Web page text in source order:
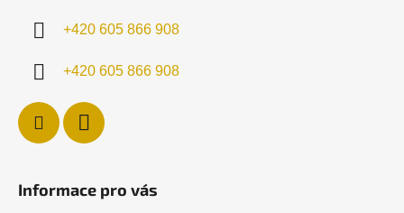
+420 605 866 908
+420 605 866 908
Informace pro vás